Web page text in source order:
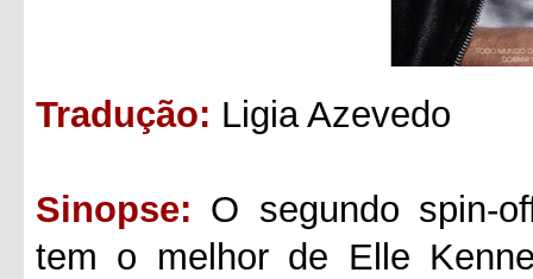
Tradução: Ligia Azevedo
Sinopse: O segundo spin-
tem o melhor de Elle